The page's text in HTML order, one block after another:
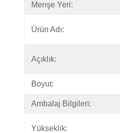
Menşe Yeri:
Ürün Adı:
Açıklık:
Boyut:
Ambalaj Bilgileri:
Yükseklik: